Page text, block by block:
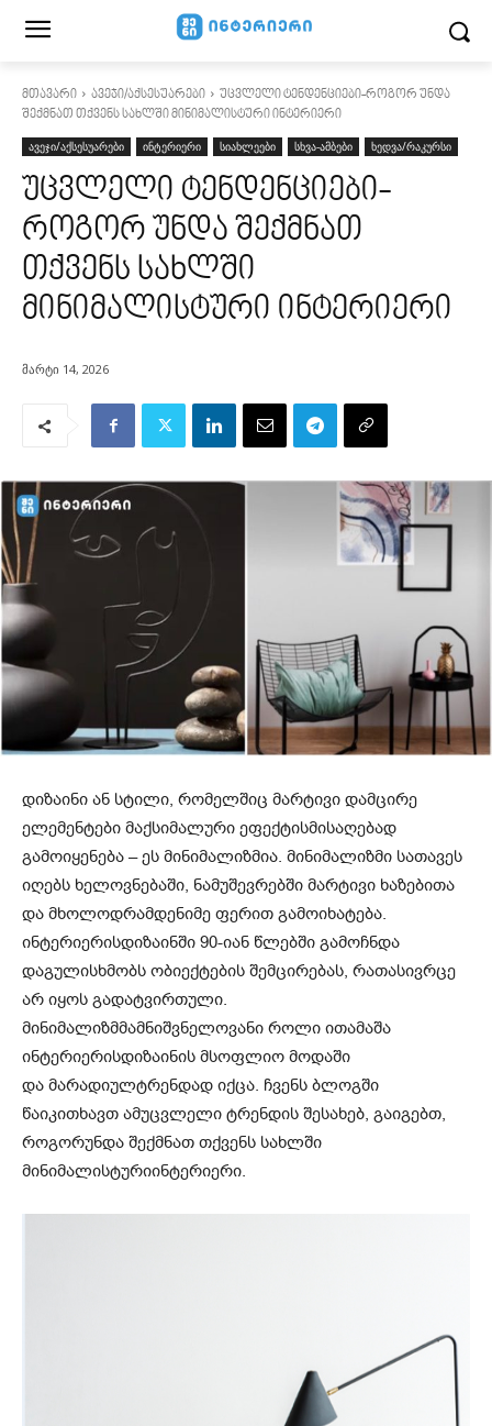
მთავარი ავეჯი/აქსესუარები
უცვლელი ტენდენციები-როგორ უნდა
შექმნათ თქვენს სახლში მინიმალისტური ინტერიერი
ავეჯი/აქსესუარები ინტერიერი სიახლეები სხვა-ამბები ხედვა/რაკურსი
უცვლელი ტენდენციები-
როგორ უნდა შექმნათ
თქვენს სახლში
მინიმალისტური ინტერიერი
მარტი 14, 2026
დიზაინი ან სტილი, რომელშიც მარტივი დამცირე
ელემენტები მაქსიმალური ეფექტისმისაღებად
გამოიყენება –ეს მინიმალიზმია. მინიმალიზმი სათავეს
იღებს ხელოვნებაში, ნამუშევრებში მარტივი ხაზებითა
და მხოლოდრამდენიმე ფერით გამოიხატება.
ინტერიერისდიზაინში 90-იან წლებში გამოჩნდა
დაგულისხმობს ობიექტების შემცირებას, რათასივრცე
არ იყოს გადატვირთული.
მინიმალიზმმამნიშვნელოვანი როლი ითამაშა
ინტერიერისდიზაინის მსოფლიო მოდაში
და მარადიულტრენდად იქცა. ჩვენს ბლოგში
წაიკითხავთ ამუცვლელი ტრენდის შესახებ, გაიგებთ,
როგორუნდა შექმნათ თქვენს სახლში
მინიმალისტურიინტერიერი.